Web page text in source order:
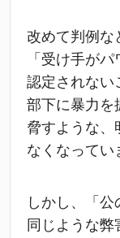
改めて判例な
「受け手が
認定されない
部下に暴力を
脅すような、
なくなってい
しかし、「公
同じような弊